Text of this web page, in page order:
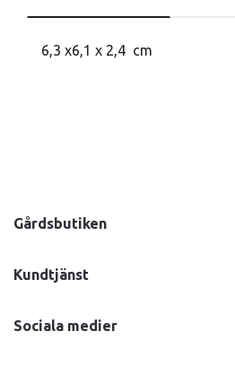
6,3 x6,1 x 2,4 cm
Gårdsbutiken
Kundtjänst
Sociala medier